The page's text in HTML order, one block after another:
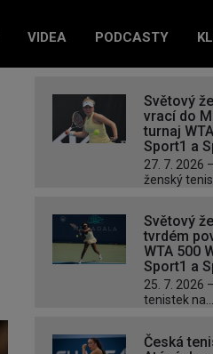
VIDEA PODCASTY
Světový
vrací do
turnaj
Sport1 a
27. 7. 2026
ženský tenis
Světový
tvrdém
WTA 500
Sport1 a
25. 7. 2026
tenistek na...
Česká